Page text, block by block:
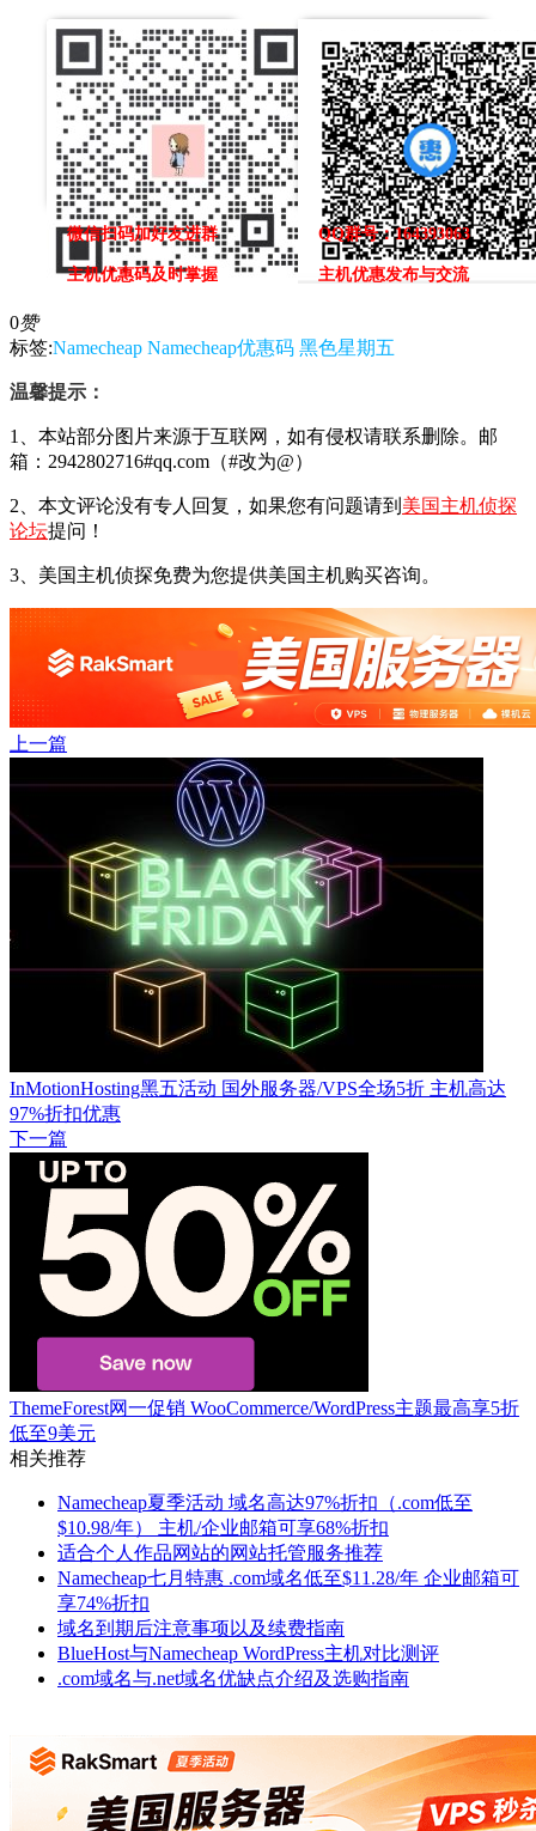
微信扫码加好友进群
主机优惠码及时掌握
QQ群号：164393063
主机优惠发布与交流
0赞
标签:Namecheap Namecheap优惠码 黑色星期五
温馨提示：
1、本站部分图片来源于互联网，如有侵权请联系删除。邮
箱：2942802716#qq.com（#改为@）
2、本文评论没有专人回复，如果您有问题请到 美国主机侦探
论坛提问！
3、美国主机侦探免费为您提供美国主机购买咨询。
上一篇
InMotionHosting黑五活动 国外服务器/VPS全场5折 主机高达
97%折扣优惠
下一篇
ThemeForest网一促销 WooCommerce/WordPress主题最高享5折
低至9美元
相关推荐
Namecheap夏季活动 域名高达97%折扣（.com低至
$10.98/年） 主机/企业邮箱可享68%折扣
适合个人作品网站的网站托管服务推荐
Namecheap七月特惠 .com域名低至$11.28/年 企业邮箱可
享74%折扣
域名到期后注意事项以及续费指南
BlueHost与Namecheap WordPress主机对比测评
.com域名与.net域名优缺点介绍及选购指南